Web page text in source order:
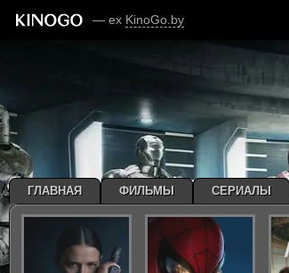
— ex KinoGo.by
ГЛАВНАЯ ФИЛЬМЫ СЕРИАЛЫ